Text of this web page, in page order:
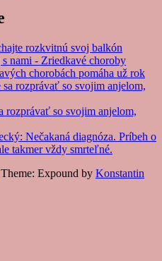
rozkvitnú svoj balkón
nami - Zriedkavé choroby
chorobách pomáha už rok
sa rozprávať so svojim anjelom,
rozprávať so svojim anjelom,
Nečakaná diagnóza. Príbeh o
takmer vždy smrteľné.
Theme: Expound by Konstantin